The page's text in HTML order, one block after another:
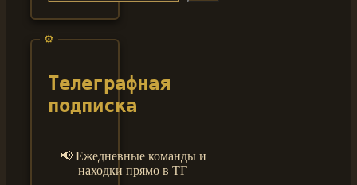
Телеграфная
подписка
📢 Ежедневные команды и
находки прямо в ТГ